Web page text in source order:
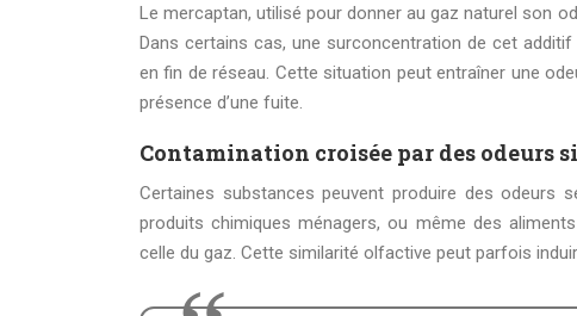
Le mercaptan, utilisé pour donner au gaz naturel son
Dans certains cas, une surconcentration de cet
en fin de réseau. Cette situation peut entraîner une
présence d’une fuite.
Contamination croisée par des odeurs
Certaines substances peuvent produire des odeurs
produits chimiques ménagers, ou même des
celle du gaz. Cette similarité olfactive peut parfois